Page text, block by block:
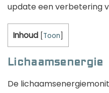
update een verbetering
Inhoud [Toon]
Lichaamsenergie
De